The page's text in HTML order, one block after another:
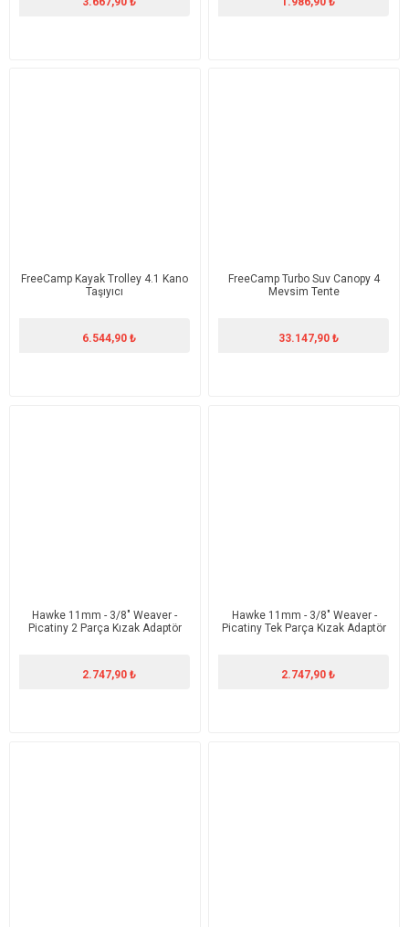
FreeCamp Kayak Trolley 4.1 Kano
Taşıyıcı
6.544,90 ₺
FreeCamp Turbo Suv Canopy 4
Mevsim Tente
33.147,90 ₺
Hawke 11mm - 3/8" Weaver -
Picatiny 2 Parça Kızak Adaptör
2.747,90 ₺
Hawke 11mm - 3/8" Weaver -
Picatiny Tek Parça Kızak Adaptör
2.747,90 ₺